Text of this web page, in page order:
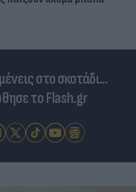
στο σκοτάδι...
το Flash.gr